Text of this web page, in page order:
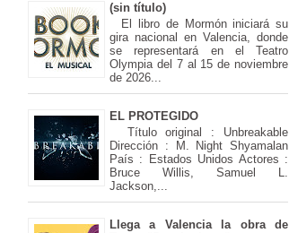
(sin título)
El libro de Mormón iniciará su
gira nacional en Valencia, donde
se representará en el Teatro
Olympia del 7 al 15 de noviembre
de 2026...
EL PROTEGIDO
Título original : Unbreakable
Dirección : M. Night Shyamalan
País : Estados Unidos Actores :
Bruce Willis, Samuel L.
Jackson,...
Llega a Valencia la obra de